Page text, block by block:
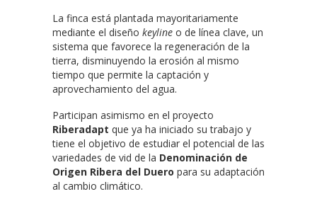
La finca está plantada mayoritariamente
mediante el diseño keyline o de línea clave, un
sistema que favorece la regeneración de la
tierra, disminuyendo la erosión al mismo
tiempo que permite la captación y
aprovechamiento del agua.
Participan asimismo en el proyecto
Riberadapt que ya ha iniciado su trabajo y
tiene el objetivo de estudiar el potencial de las
variedades de vid de la Denominación de
Origen Ribera del Duero para su adaptación
al cambio climático.